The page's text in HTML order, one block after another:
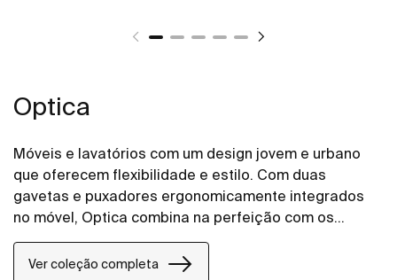
Optica
Móveis e lavatórios com um design jovem e urbano
que oferecem flexibilidade e estilo. Com duas
gavetas e puxadores ergonomicamente integrados
no móvel, Optica combina na perfeição com os
lavatórios Stonex® unik em branco brilho.
Ver coleção completa